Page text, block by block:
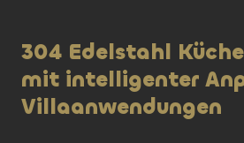
304 Edelstahl
mit intelligenter
Villaanwendungen